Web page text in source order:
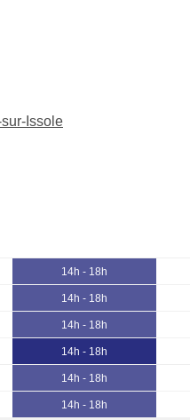
Issole
14h - 18h
14h - 18h
14h - 18h
14h - 18h
14h - 18h
14h - 18h